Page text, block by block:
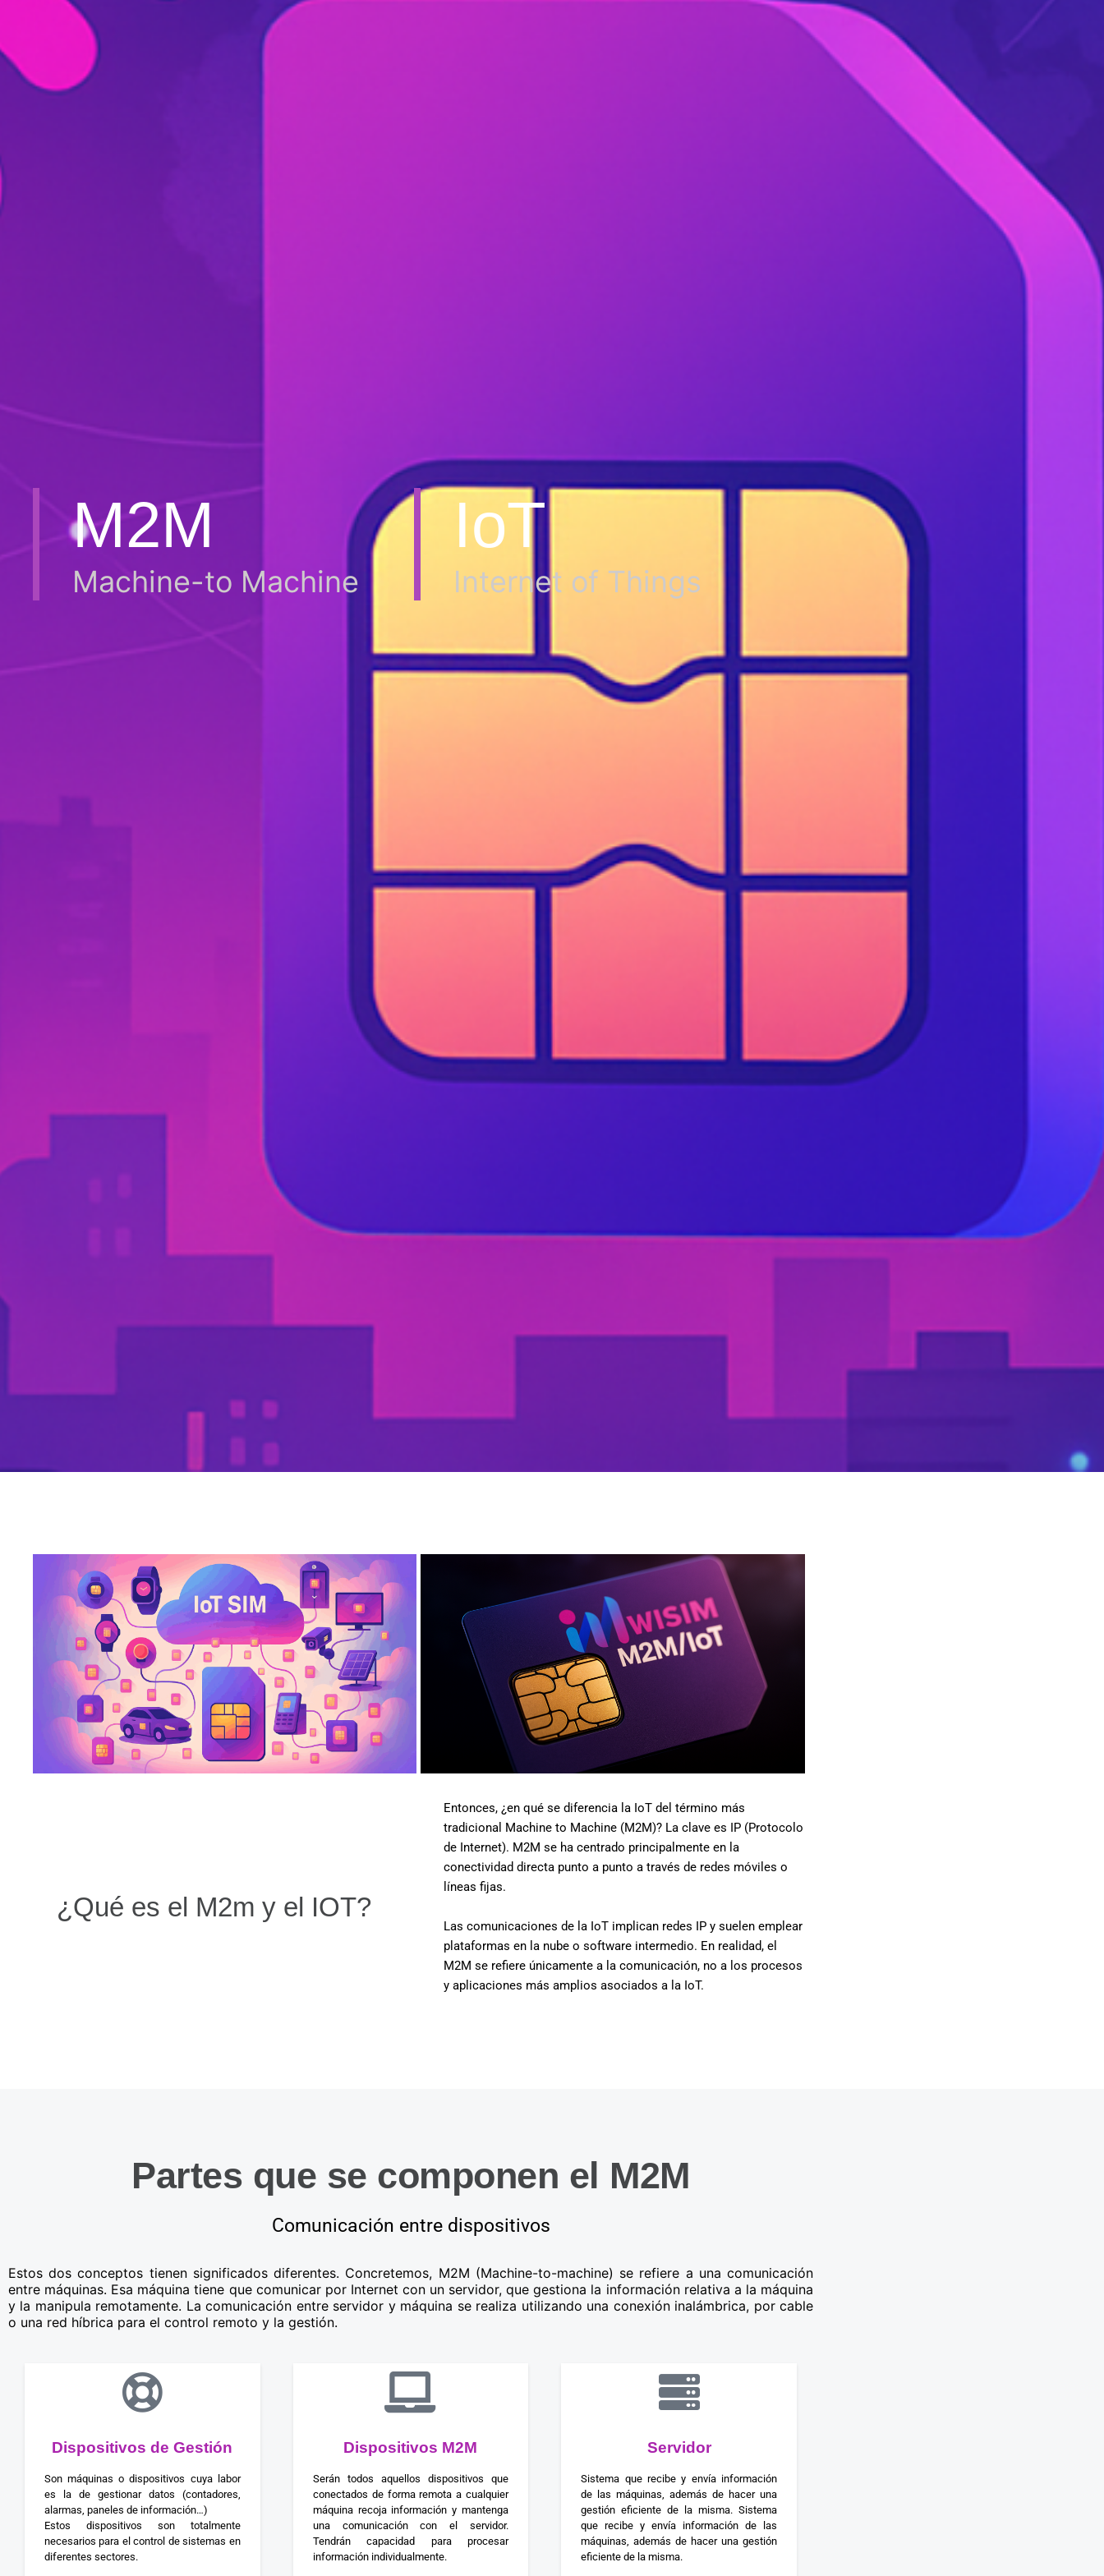
M2M
Machine-to Machine
IoT
Internet of Things
¿Qué es el M2m y el IOT?
Entonces, ¿en qué se diferencia la IoT del término más
tradicional Machine to Machine (M2M)? La clave es IP (Protocolo
de Internet). M2M se ha centrado principalmente en la
conectividad directa punto a punto a través de redes móviles o
líneas fijas.
Las comunicaciones de la IoT implican redes IP y suelen emplear
plataformas en la nube o software intermedio. En realidad, el
M2M se refiere únicamente a la comunicación, no a los procesos
y aplicaciones más amplios asociados a la IoT.
Partes que se componen el M2M
Comunicación entre dispositivos
Estos dos conceptos tienen significados diferentes. Concretemos, M2M (Machine-to-machine) se refiere a una comunicación
entre máquinas. Esa máquina tiene que comunicar por Internet con un servidor, que gestiona la información relativa a la máquina
y la manipula remotamente. La comunicación entre servidor y máquina se realiza utilizando una conexión inalámbrica, por cable
o una red híbrica para el control remoto y la gestión.
Dispositivos de Gestión
Son máquinas o dispositivos cuya labor
es la de gestionar datos (contadores,
alarmas, paneles de información…)
Estos dispositivos son totalmente
necesarios para el control de sistemas en
diferentes sectores.
Dispositivos M2M
Serán todos aquellos dispositivos que
conectados de forma remota a cualquier
máquina recoja información y mantenga
una comunicación con el servidor.
Tendrán capacidad para procesar
información individualmente.
Servidor
Sistema que recibe y envía información
de las máquinas, además de hacer una
gestión eficiente de la misma. Sistema
que recibe y envía información de las
máquinas, además de hacer una gestión
eficiente de la misma.